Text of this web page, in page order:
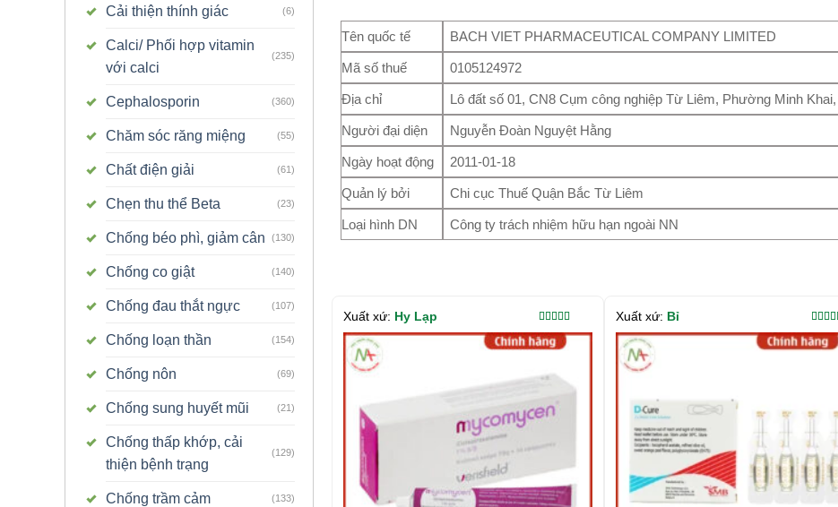
Cải thiện thính giác (6)
Calci/ Phối hợp vitamin
với calci
(235)
Cephalosporin (360)
Chăm sóc răng miệng (55)
Chất điện giải (61)
Chẹn thu thể Beta (23)
Chống béo phì, giảm cân (130)
Chống co giật (140)
Chống đau thắt ngực (107)
Chống loạn thần (154)
Chống nôn (69)
Chống sung huyết mũi (21)
Chống thấp khớp, cải
thiện bệnh trạng
(129)
Chống trầm cảm (133)
Tên quốc tế BACH VIET PHARMACEUTICAL COMPANY LIMITED
Mã số thuế 0105124972
Địa chỉ Lô đất số 01, CN8 Cụm công nghiệp Từ Liêm, Phường Minh
Người đại diện Nguyễn Đoàn Nguyệt Hằng
Ngày hoạt động 2011-01-18
Quản lý bởi Chi cục Thuế Quận Bắc Từ Liêm
Loại hình DN Công ty trách nhiệm hữu hạn ngoài NN
Được xếp
hạng5.00
sao
Xuất xứ: Hy Lạp
Được
hạng
sao
Xuất xứ: Bỉ